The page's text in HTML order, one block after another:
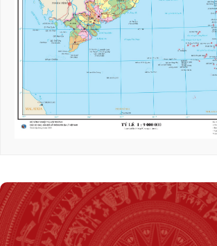
Tổng Bí thư, Chủ tịch nước Tô
chỉnh, sửa đổi, bổ sung luật về
phòng là cần thiết
Thủ tướng Lê Minh Hưng: Biến
ngoài thành dư địa phát triển
phòng, an ninh quốc gia và chủ
nhập quốc tế sâu rộng
­­­­Quốc hội nghe báo cáo về 2 dự